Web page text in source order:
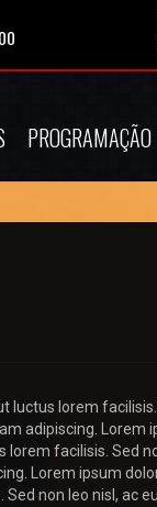
PROGRAMAÇÃO
lorem
adipiscing.
facilisis. Sed
Lorem ipsum
non leo nisl, ac